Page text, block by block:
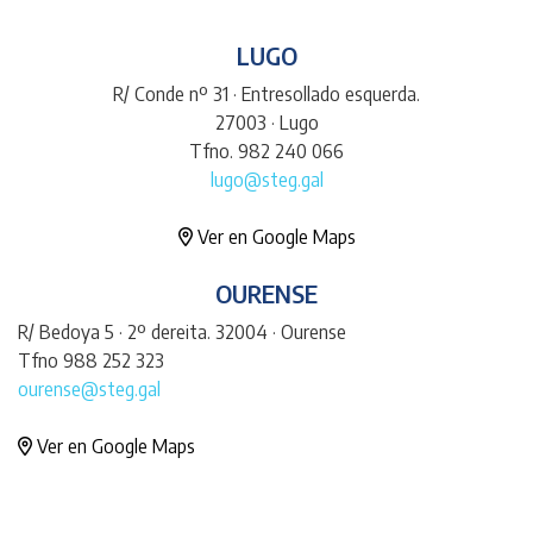
LUGO
R/ Conde nº 31 · Entresollado esquerda.
27003 · Lugo
Tfno. 982 240 066
lugo@steg.gal
Ver en Google Maps
OURENSE
R/ Bedoya 5 · 2º dereita. 32004 · Ourense
Tfno 988 252 323
ourense@steg.gal
Ver en Google Maps